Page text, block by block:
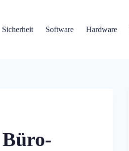
Sicherheit Software Hardware